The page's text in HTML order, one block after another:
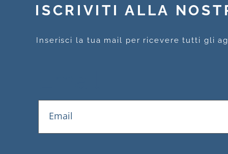
ISCRIVITI ALLA
Inserisci la tua mail per ricevere tutti gli